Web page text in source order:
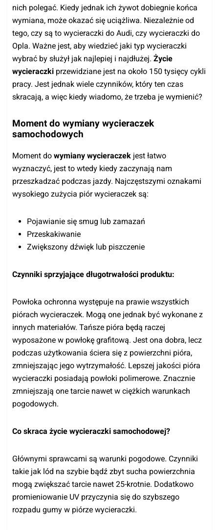
nich polegać. Kiedy jednak ich żywot dobiegnie końca
wymiana, może okazać się uciążliwa. Niezależnie od
tego, czy są to wycieraczki do Audi, czy wycieraczki do
Opla. Ważne jest, aby wiedzieć jaki typ wycieraczki
wybrać by służył jak najlepiej i najdłużej. Życie
wycieraczki przewidziane jest na około 150 tysięcy cykli
pracy. Jest jednak wiele czynników, który ten czas
skracają, a więc kiedy wiadomo, że trzeba je wymienić?
Moment do wymiany wycieraczek
samochodowych
Moment do wymiany wycieraczek jest łatwo
wyznaczyć, jest to wtedy kiedy zaczynają nam
przeszkadzać podczas jazdy. Najczęstszymi oznakami
wysokiego zużycia piór wycieraczek są:
Pojawianie się smug lub zamazań
Przeskakiwanie
Zwiększony dźwięk lub piszczenie
Czynniki sprzyjające długotrwałości produktu:
Powłoka ochronna występuje na prawie wszystkich
piórach wycieraczek. Mogą one jednak być wykonane z
innych materiałów. Tańsze pióra będą raczej
wyposażone w powłokę grafitową. Jest ona dobra, lecz
podczas użytkowania ściera się z powierzchni pióra,
zmniejszając jego wytrzymałość. Lepszej jakości pióra
wycieraczki posiadają powłoki polimerowe. Znacznie
zmniejszają one tarcie nawet w ciężkich warunkach
pogodowych.
Co skraca życie wycieraczki samochodowej?
Głównymi sprawcami są warunki pogodowe. Czynniki
takie jak lód na szybie bądź zbyt sucha powierzchnia
mogą zwiększać tarcie nawet 25-krotnie. Dodatkowo
promieniowanie UV przyczynia się do szybszego
rozpadu gumy w piórze wycieraczki.